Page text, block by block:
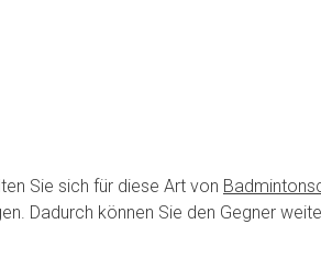
Sie sich für diese Art von
Dadurch können Sie den Gegner